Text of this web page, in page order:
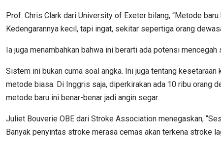
Prof. Chris Clark dari University of Exeter bilang, “Metode
Kedengarannya kecil, tapi ingat, sekitar sepertiga orang
Ia juga menambahkan bahwa ini berarti ada potensi
Sistem ini bukan cuma soal angka. Ini juga tentang
metode biasa. Di Inggris saja, diperkirakan ada 10 ribu orang
metode baru ini benar-benar jadi angin segar.
Juliet Bouverie OBE dari Stroke Association menegaskan,
Banyak penyintas stroke merasa cemas akan terkena stroke